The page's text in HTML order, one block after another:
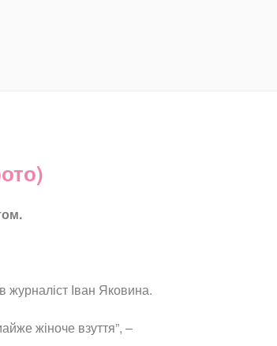
журналіст Іван Яковина.
жіноче взуття”, –